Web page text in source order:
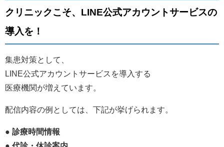
クリニックこそ、LINE公式アカウントサービスの
導入を！
集患対策として、
LINE公式アカウントサービスを導入する
医療機関が増えています。
配信内容の例としては、下記が挙げられます。
● 診療時間情報
● 代診・休診案内